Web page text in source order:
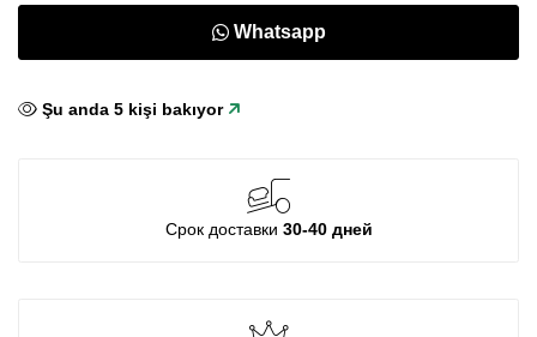
Whatsapp
Şu anda 3 kişi bakıyor
Срок доставки 30-40 дней